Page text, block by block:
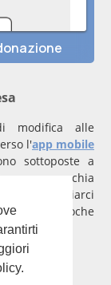
modifica alle
l'app mobile
sottoposte a
una parrocchia
per inviarci
entro poche